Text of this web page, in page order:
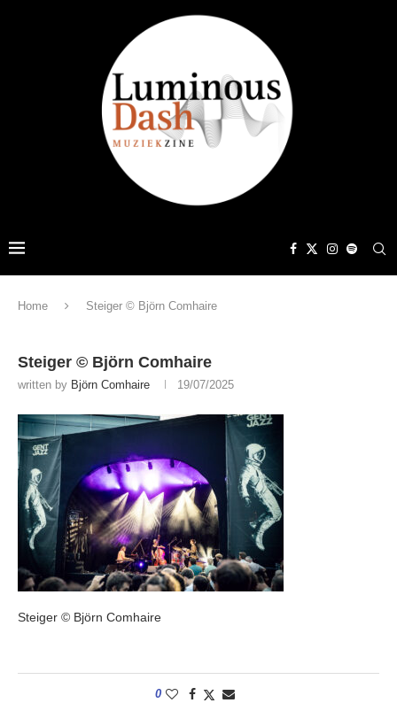
Home Steiger © Björn Comhaire
Steiger © Björn Comhaire
written by Björn Comhaire 19/07/2025
Steiger © Björn Comhaire
0